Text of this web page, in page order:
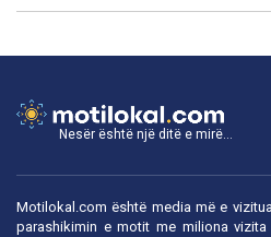
Nesër është një ditë e mirë...
Motilokal.com është media më e
parashikimin e motit me miliona